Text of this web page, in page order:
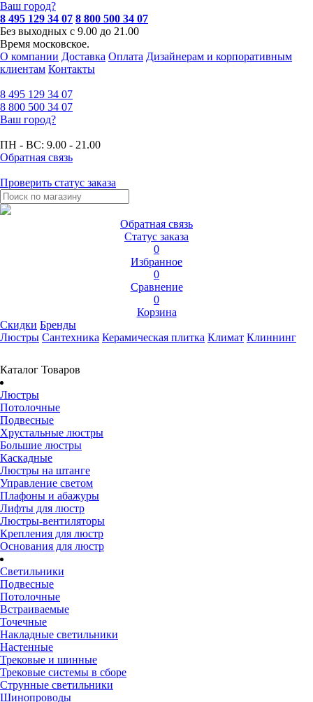
Ваш город?
8 495 129 34 07 8 800 500 34 07
Без выходных с 9.00 до 21.00
Время московское.
О компании Доставка Оплата Дизайнерам и корпоративным
клиентам Контакты
8 495 129 34 07
8 800 500 34 07
Ваш город?
ПН - ВС: 9.00 - 21.00
Обратная связь
Проверить статус заказа
Обратная связь
Статус заказа
0
Избранное
0
Сравнение
0
Корзина
Скидки Бренды
Люстры Сантехника Керамическая плитка Климат Клиннинг
Каталог Товаров
Люстры
Потолочные
Подвесные
Хрустальные люстры
Большие люстры
Каскадные
Люстры на штанге
Управление светом
Плафоны и абажуры
Лифты для люстр
Люстры-вентиляторы
Крепления для люстр
Основания для люстр
Светильники
Подвесные
Потолочные
Встраиваемые
Точечные
Накладные светильники
Настенные
Трековые и шинные
Трековые системы в сборе
Струнные светильники
Шинопроводы